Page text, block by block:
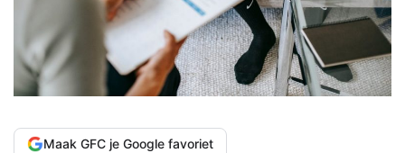
Maak GFC je Google favoriet